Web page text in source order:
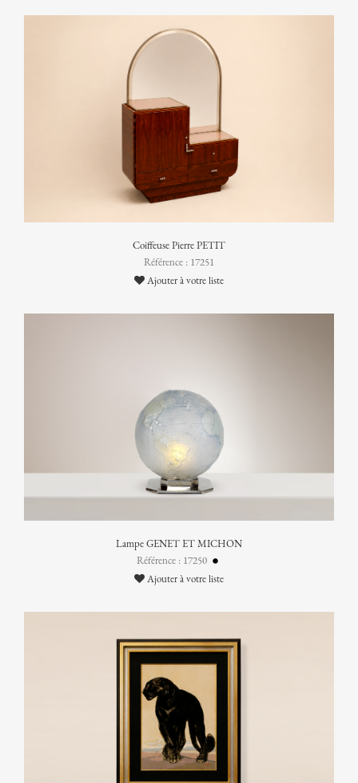
Coiffeuse Pierre PETIT
Référence : 17251
Ajouter à votre liste
Lampe GENET ET MICHON
Référence : 17250
Ajouter à votre liste